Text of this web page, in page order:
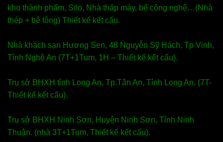
kho thành phẩm, Silo, Nhà tháp máy, bể công nghệ…(Nhà
thép + bê tông) Thiết kế kết cấu.
Nhà khách sạn Hương Sen, 48 Nguyễn Sỹ Hách, Tp Vinh,
Tỉnh Nghệ An (7T+1Tum, 1H – Thiết kế kết cấu).
Trụ sở BHXH tỉnh Long An, Tp.Tân An, Tỉnh Long An. (7T-
Thiết kế kết cấu).
Trụ sở BHXH Ninh Sơn, Huyện Ninh Sơn, Tỉnh Ninh
Thuận. (nhà 3T+1Tum, Thiết kế kết cấu).